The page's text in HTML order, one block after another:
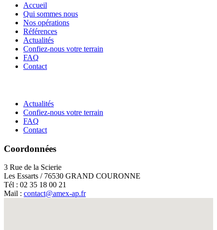
Accueil
Qui sommes nous
Nos opérations
Références
Actualités
Confiez-nous votre terrain
FAQ
Contact
Actualités
Confiez-nous votre terrain
FAQ
Contact
Coordonnées
3 Rue de la Scierie
Les Essarts / 76530 GRAND COURONNE
Tél : 02 35 18 00 21
Mail : contact@amex-ap.fr